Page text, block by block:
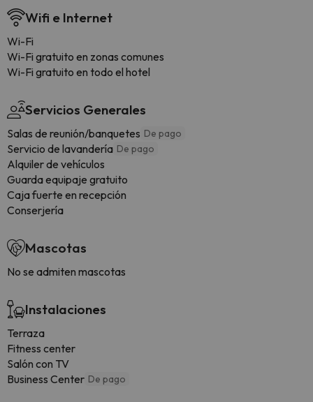
Wifi e Internet
Wi-Fi
Wi-Fi gratuito en zonas comunes
Wi-Fi gratuito en todo el hotel
Servicios Generales
Salas de reunión/banquetes De pago
Servicio de lavandería De pago
Alquiler de vehículos
Guarda equipaje gratuito
Caja fuerte en recepción
Conserjería
Mascotas
No se admiten mascotas
Instalaciones
Terraza
Fitness center
Salón con TV
Business Center De pago